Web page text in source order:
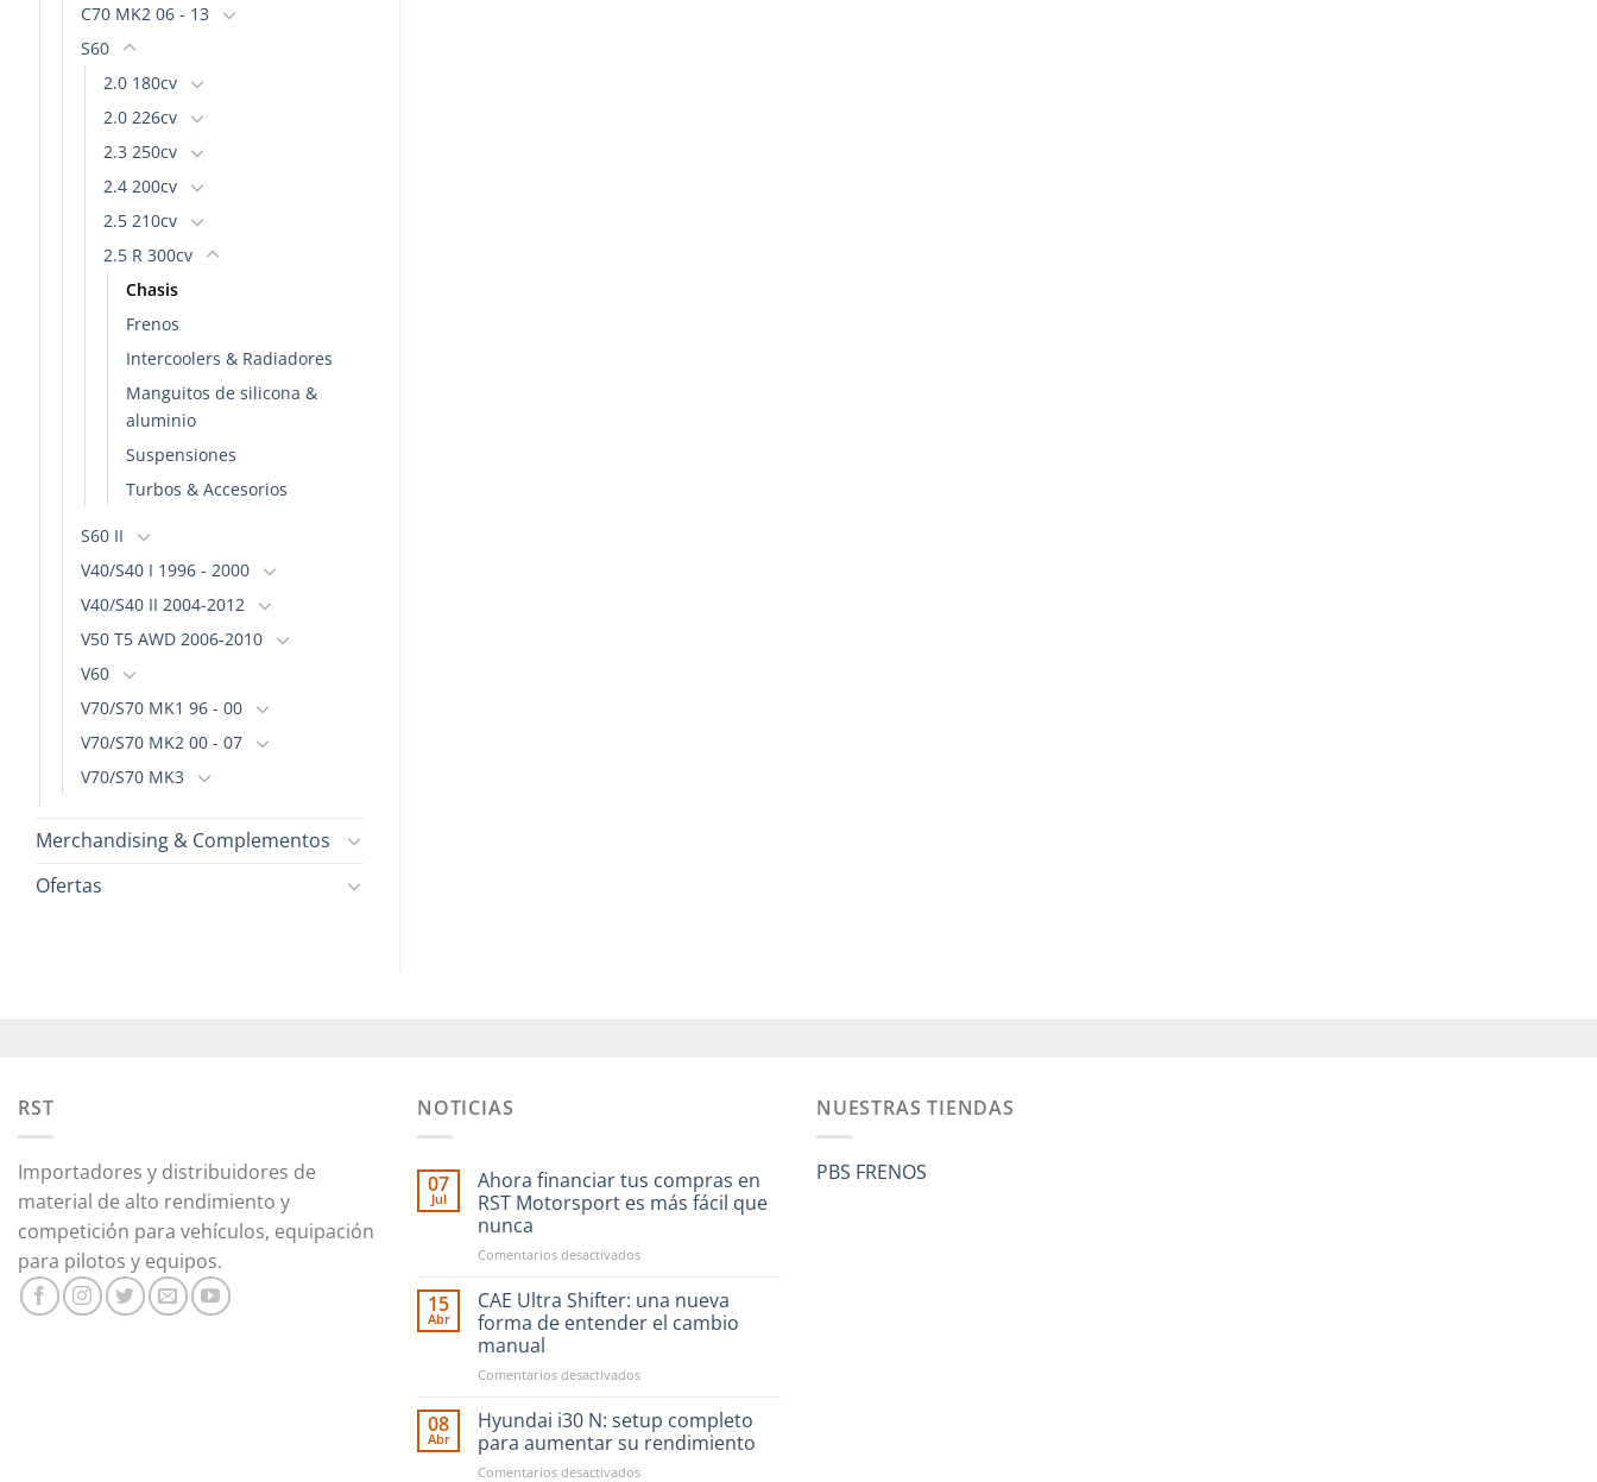
C70 MK2 06 - 13
S60
2.0 180cv
2.0 226cv
2.3 250cv
2.4 200cv
2.5 210cv
2.5 R 300cv
Chasis
Frenos
Intercoolers & Radiadores
Manguitos de silicona &
aluminio
Suspensiones
Turbos & Accesorios
S60 II
V40/S40 I 1996 - 2000
V40/S40 II 2004-2012
V50 T5 AWD 2006-2010
V60
V70/S70 MK1 96 - 00
V70/S70 MK2 00 - 07
V70/S70 MK3
Merchandising & Complementos
Ofertas
RST
Importadores y distribuidores de
material de alto rendimiento y
competición para vehículos, equipación
para pilotos y equipos.
NOTICIAS
07
Jul
Ahora financiar tus compras en
RST Motorsport es más fácil que
nunca
Comentarios desactivadosen
financiar
compras
RST
es
más
fácil
que
15
Abr
CAE Ultra Shifter: una nueva
forma de entender el cambio
manual
Comentarios desactivadosen
Ultra
Shifter:
una
nueva
08
Abr
Hyundai i30 N: setup completo
para aumentar su rendimiento
Comentarios desactivadosen
NUESTRAS TIENDAS
PBS FRENOS